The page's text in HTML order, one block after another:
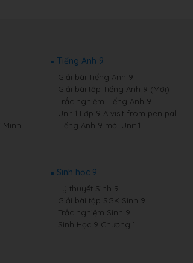
Minh
Tiếng Anh 9
Giải bài Tiếng Anh 9
Giải bài tập Tiếng Anh 9 (Mới)
Trắc nghiệm Tiếng Anh 9
Unit 1 Lớp 9 A visit from pen pal
Tiếng Anh 9 mới Unit 1
Sinh học 9
Lý thuyết Sinh 9
Giải bài tập SGK Sinh 9
Trắc nghiệm Sinh 9
Sinh Học 9 Chương 1